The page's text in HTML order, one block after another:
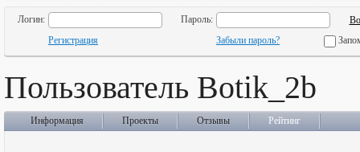
Логин:
Пароль:
Регистрация
Забыли пароль?
Пользователь Botik_2b
Информация Проекты Отзывы Рейтинг